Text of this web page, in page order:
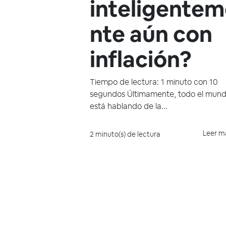
nte aún con
inflación?
Tiempo de lectura: 1 minuto con 10
segundos Últimamente, todo el
está hablando de la...
2 minuto(s) de lectura Leer